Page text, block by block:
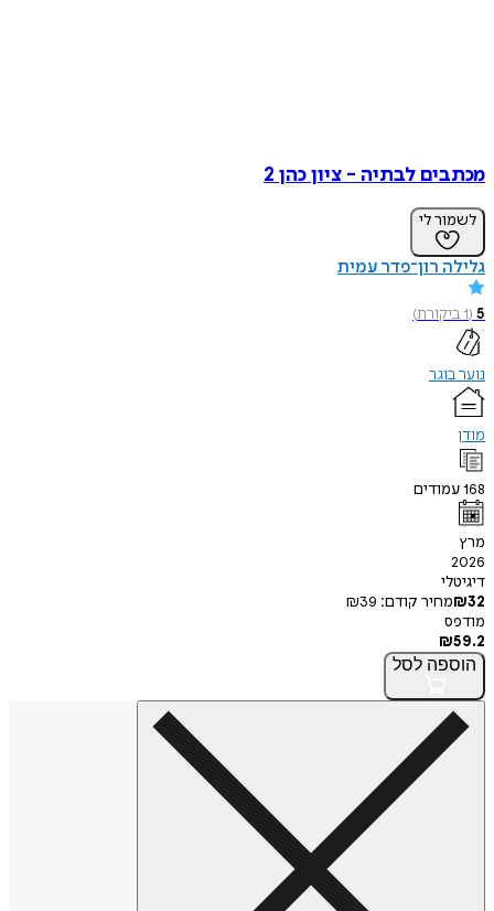
מכתבים לבתיה - ציון כהן 2
לשמור לי
גלילה רון־פדר עמית
5
(
1ביקורת)
נוער בוגר
מודן
168עמודים
מרץ
2026
דיגיטלי
₪32 מחיר קודם: ₪39
מודפס
₪59.2
הוספה לסל